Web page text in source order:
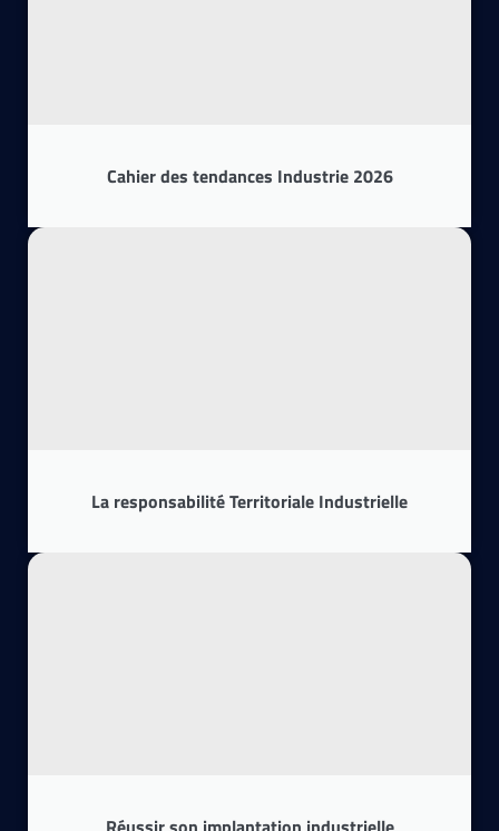
Cahier des tendances Industrie 2026
La responsabilité Territoriale Industrielle